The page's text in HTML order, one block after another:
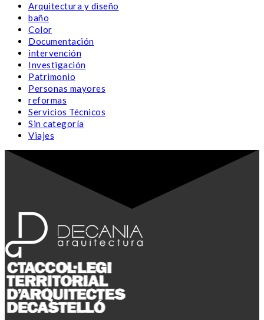
Arquitectura y diseño
baño
Color
Documentación
intervención
Investigación
Patrimonio
Personas mayores
reformas
Servicios Técnicos
Sin categoría
Viajes